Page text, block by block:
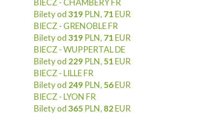
BIECZ - CHAMBERY FR
Bilety od319 PLN, 71 EUR
BIECZ - GRENOBLE FR
Bilety od319 PLN, 71 EUR
BIECZ - WUPPERTAL DE
Bilety od 229 PLN, 51 EUR
BIECZ - LILLE FR
Bilety od 249 PLN, 56EUR
BIECZ - LYON FR
Bilety od365 PLN, 82EUR